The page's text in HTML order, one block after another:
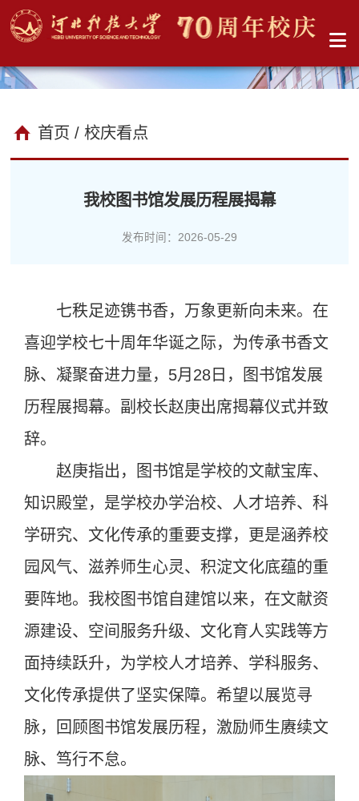
首页 / 校庆看点
我校图书馆发展历程展揭幕
发布时间：2026-05-29
七秩足迹镌书香，万象更新向未来。在
喜迎学校七十周年华诞之际，为传承书香文
脉、凝聚奋进力量，5月28日，图书馆发展
历程展揭幕。副校长赵庚出席揭幕仪式并致
辞。
赵庚指出，图书馆是学校的文献宝库、
知识殿堂，是学校办学治校、人才培养、科
学研究、文化传承的重要支撑，更是涵养校
园风气、滋养师生心灵、积淀文化底蕴的重
要阵地。我校图书馆自建馆以来，在文献资
源建设、空间服务升级、文化育人实践等方
面持续跃升，为学校人才培养、学科服务、
文化传承提供了坚实保障。希望以展览寻
脉，回顾图书馆发展历程，激励师生赓续文
脉、笃行不怠。